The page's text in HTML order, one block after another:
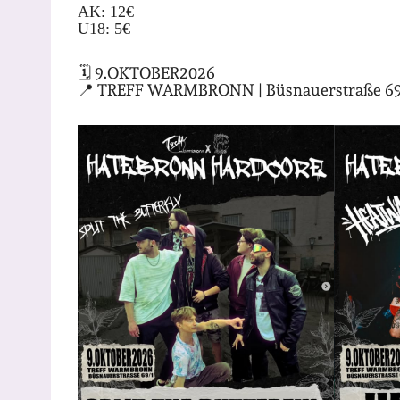
AK: 12€
U18: 5€
🗓️ 9.OKTOBER2026
📍 TREFF WARMBRONN | Büsnauerstraße